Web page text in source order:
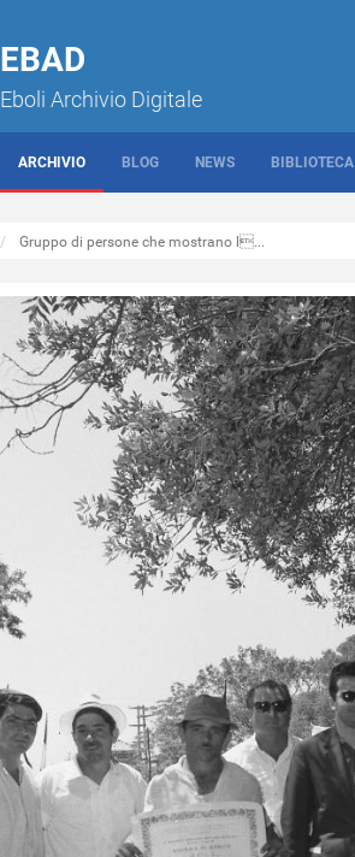
EBAD
Eboli Archivio Digitale
ARCHIVIO BLOG NEWS BIBLIOTECA
Gruppo di persone che mostrano l...